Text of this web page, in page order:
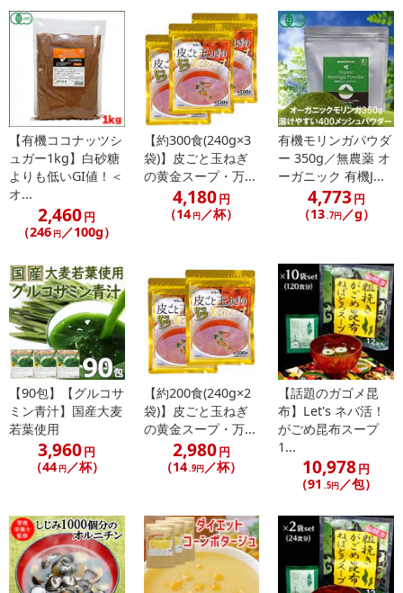
参考の掲載画像や画像内のバーコードなど、お届け商品と多少異な
る場合がございます。
また、[新たな加工食品の原料原産地表示制度]の経過措置期間の終
了により、商品詳細内に記載の原産国・原材料の表記が旧表記の場
合がございます。
あらかじめご了承いただいた上でお申込みください。なお、本理由
によるお申込み後のキャンセル・返品交換は対応いたしかねます。
【お支払いについて】
※送料はお試し費用に含まれております。
※d払い、PayPay、au PAY、au PAY（auかんたん決済）、ソフトバ
ンクまとめて支払い、楽天ペイ、メルペイ、AEON Pay、Amazon
※予約商品は決済手段ごとに定められた決済期限日にお支払いを完
了することがございます。ご了承いただいたうえでお申し込みくだ
さい。
【配送伝票番号について】
※配送形態がメール便の商品については、商品の発送完了後、配送
伝票番号がマイページに表示されない場合もございます。
【配送日時の指定について】
※配送日時の指定が可能な商品の場合、商品によってご指定できる
ん。
発送日カレンダー
【有機ココナッツシ
ュガー1kg】白砂糖
よりも低いGI値！＜
オ...
2,460円
（246 円／100g）
【約300食(240g×3
袋)】皮ごと玉ねぎ
の黄金スープ・万...
4,180円
（14 円／杯）
有機モリンガパウダ
ー 350g／無農薬 オ
ーガニック 有機J...
4,773円
（13.7円／g）
【90包】【グルコサ
ミン青汁】国産大麦
若葉使用
3,960円
（44 円／杯）
【約200食(240g×2
袋)】皮ごと玉ねぎ
の黄金スープ・万...
2,980円
（14 .9円 ／杯）
【話題のガゴメ昆
布】Let's ネバ活！
がごめ昆布スープ
1...
10,978円
（91 .5円 ／包）